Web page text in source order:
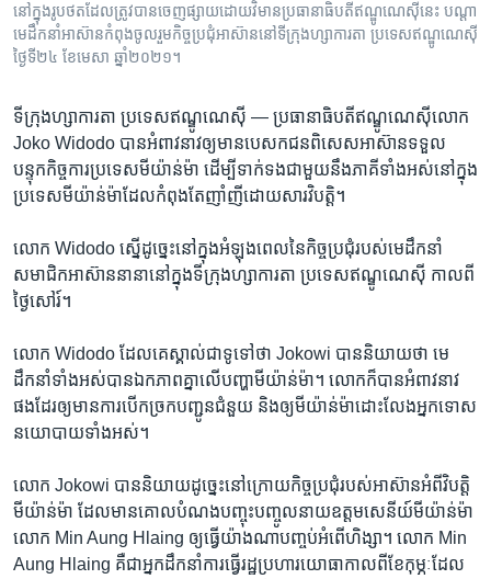
ទៅ​
កាន់​
ស្វែង​
នៅក្នុង​រូបថតដែល​ត្រូវ​បាន​ចេញ​ផ្សាយ​ដោយ​វិមាន​ប្រធានាធិបតី​ឥណ្ឌូណេស៊ី​​នេះ បណ្ដា
មេដឹកនាំ​អាស៊ាន​កំពុង​ចូលរួម​កិច្ចប្រជុំ​អាស៊ាន​នៅ​ទីក្រុង​ហ្សាការតា ប្រទេស​ឥណ្ឌូណេស៊ី
ថ្ងៃទី២៤ ខែមេសា ឆ្នាំ២០២១។
ទីក្រុង​ហ្សាការតា ប្រទេស​ឥណ្ឌូណេស៊ី — ប្រធានាធិបតី​ឥណ្ឌូណេស៊ី​លោក
Joko Widodo បាន​អំពាវនាវ​ឲ្យ​មាន​បេសកជន​ពិសេស​អាស៊ាន​ទទួល​
បន្ទុក​កិច្ចការ​ប្រទេស​មីយ៉ាន់ម៉ា ដើម្បី​ទាក់ទង​ជាមួយ​នឹង​ភាគី​ទាំង​អស់​នៅ​ក្នុង​
ប្រទេស​មីយ៉ាន់ម៉ា​ដែល​កំពុងតែ​ញាំញី​ដោយសារ​វិបត្តិ។
លោក Widodo ស្នើ​ដូច្នេះ​នៅ​ក្នុង​អំឡុងពេល​នៃ​កិច្ច​ប្រជុំ​របស់​មេដឹកនាំ​
សមាជិក​អាស៊ាន​នានា​នៅ​ក្នុង​ទីក្រុង​ហ្សាការតា ប្រទេស​ឥណ្ឌូណេស៊ី កាលពី​
ថ្ងៃ​សៅរ៍។
លោក Widodo ដែល​គេ​ស្គាល់​ជា​ទូទៅ​ថា Jokowi បាន​និយាយ​ថា មេ
ដឹកនាំ​ទាំង​អស់​បាន​ឯកភាព​គ្នា​លើ​បញ្ហា​មីយ៉ាន់ម៉ា។ លោក​ក៏​បាន​អំពាវនាវ​
ផង​ដែរ​ឲ្យ​មាន​ការ​បើក​ច្រក​បញ្ជូន​ជំនួយ និង​ឲ្យ​មីយ៉ាន់ម៉ា​ដោះលែង​អ្នក​ទោស​
នយោបាយ​ទាំង​អស់។
លោក Jokowi បាន​និយាយ​ដូច្នេះ​នៅ​ក្រោយ​កិច្ច​ប្រជុំ​របស់​អាស៊ាន​អំពី​វិបត្តិ​
មីយ៉ាន់ម៉ា ដែល​មាន​គោល​បំណង​បញ្ចុះបញ្ចូល​នាយ​ឧត្តមសេនីយ៍​មីយ៉ាន់ម៉ា​
លោក Min Aung Hlaing ឲ្យ​ធ្វើ​យ៉ាង​ណា​បញ្ចប់​អំពើ​ហិង្សា។ លោក Min
Aung Hlaing គឺជា​អ្នក​ដឹកនាំ​ការ​ធ្វើ​រដ្ឋប្រហារ​យោធា​កាលពី​ខែ​កុម្ភៈ​ដែល​